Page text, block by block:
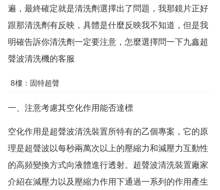
遍，最終確定就是清洗劑選擇出了問題，我那鏡片正好
跟那清洗劑有反映，具體是什麼反映我不知道，但是我
明確告訴你清洗劑一定要注意，怎麼選擇問一下九鑫超
聲波清洗機的客服
8樓：固特超聲
一、注意考慮其空化作用能否達標
空化作用是超聲波清洗裝置所特有的乙個專案，它的原
理是超聲波以每秒兩萬次以上的壓縮力和減壓力互動性
的高頻變換方式向液體進行透射。超聲波清洗裝置廠家
介紹在減壓力以及壓縮力作用下通過一系列的作用產生